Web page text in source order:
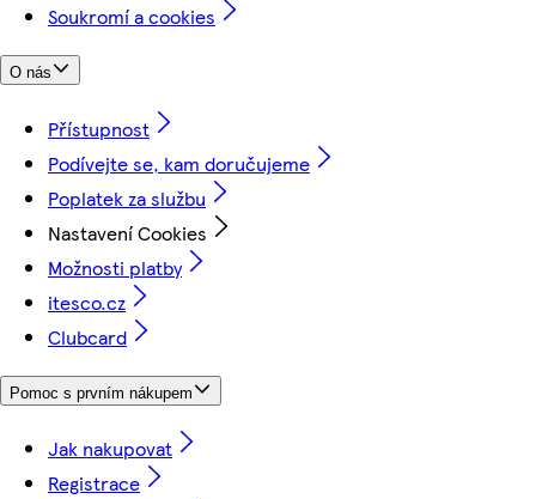
Soukromí a cookies
O nás
Přístupnost
Podívejte se, kam doručujeme
Poplatek za službu
Nastavení Cookies
Možnosti platby
itesco.cz
Clubcard
Pomoc s prvním nákupem
Jak nakupovat
Registrace